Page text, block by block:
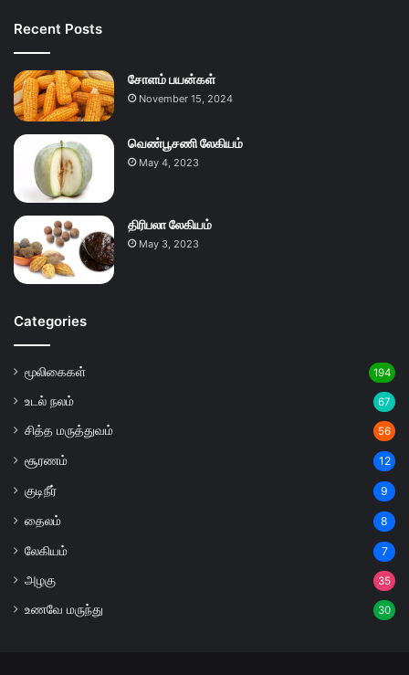
Recent Posts
சோளம் பயன்கள்
November 15, 2024
வெண்பூசணி லேகியம்
May 4, 2023
திரிபலா லேகியம்
May 3, 2023
Categories
மூலிகைகள் 194
உடல் நலம் 67
சித்த மருத்துவம் 56
சூரணம் 12
குடிநீர் 9
தைலம் 8
லேகியம் 7
அழகு 35
உணவே மருந்து 30